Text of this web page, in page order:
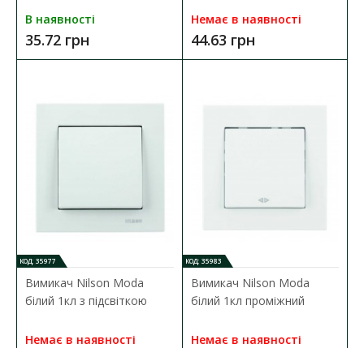
В наявності
35.72 грн
Немає в наявності
44.63 грн
КОД: 35977
Вимикач Nilson Moda
білий 1кл з підсвіткою
Немає в наявності
КОД: 35983
Вимикач Nilson Moda
білий 1кл проміжний
Немає в наявності